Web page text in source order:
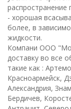
распространение
- хорошая
более, в
жидкости.
Компани ООО
доставку во все
такие как :
Красноармейск,
Александрия,
Бердичев,